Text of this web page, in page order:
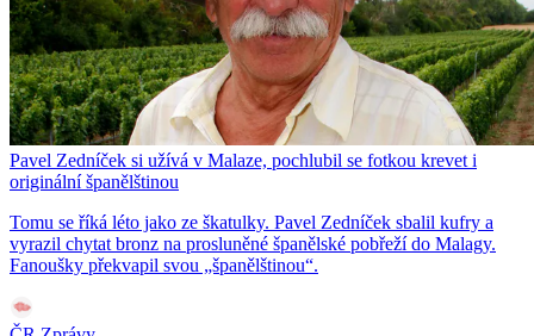
Pavel Zedníček si užívá v Malaze, pochlubil se fotkou krevet i
originální španělštinou
Tomu se říká léto jako ze škatulky. Pavel Zedníček sbalil kufry a
vyrazil chytat bronz na prosluněné španělské pobřeží do Malagy.
Fanoušky překvapil svou „španělštinou“.